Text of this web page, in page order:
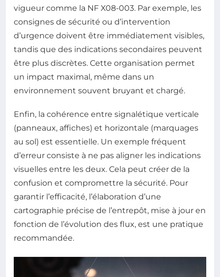
vigueur comme la NF X08-003. Par exemple, les
consignes de sécurité ou d’intervention
d’urgence doivent être immédiatement visibles,
tandis que des indications secondaires peuvent
être plus discrètes. Cette organisation permet
un impact maximal, même dans un
environnement souvent bruyant et chargé.
Enfin, la cohérence entre signalétique verticale
(panneaux, affiches) et horizontale (marquages
au sol) est essentielle. Un exemple fréquent
d’erreur consiste à ne pas aligner les indications
visuelles entre les deux. Cela peut créer de la
confusion et compromettre la sécurité. Pour
garantir l’efficacité, l’élaboration d’une
cartographie précise de l’entrepôt, mise à jour en
fonction de l’évolution des flux, est une pratique
recommandée.